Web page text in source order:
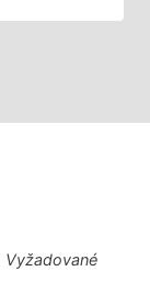
Vyžadované